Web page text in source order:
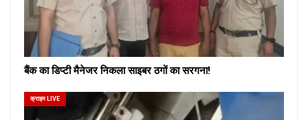
बैंक का डिप्टी मैनेजर निकला साइबर ठगों का सरगना!
क्राइम LIVE